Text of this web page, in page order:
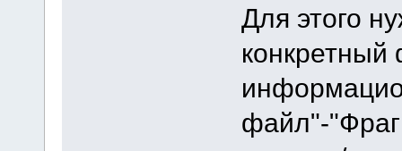
Для этого
конкретный
файл"-